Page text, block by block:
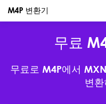
M4P 변환기
무료
무료로 M4P에서
변